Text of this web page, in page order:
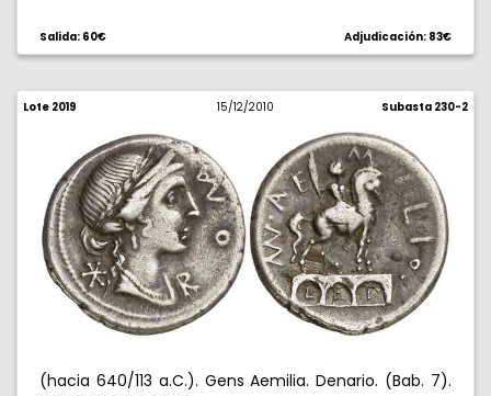
Salida: 60€ Adjudicación: 83€
Lote 2019 15/12/2010 Subasta 230-2
(hacia 640/113 a.C.). Gens Aemilia. Denario. (Bab. 7).